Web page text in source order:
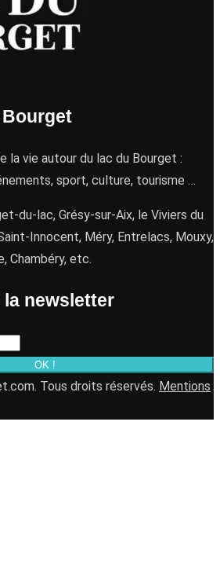
la vie autour du lac du Bourget :
sport, culture, tourisme …
du-lac, Grésy-sur-Aix, le Viviers du
Innocent, Méry, Entrelacs, Mouxy,
Chambéry, etc.
la newsletter
OK !
Tous droits réservés. Mentions